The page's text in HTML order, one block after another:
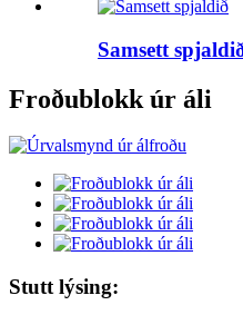
Samsett
Froðublokk úr áli
Stutt lýsing: